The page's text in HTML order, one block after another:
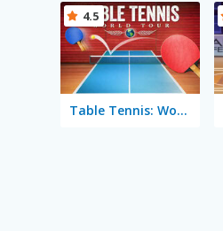
Table Tennis: World Tour
4.5